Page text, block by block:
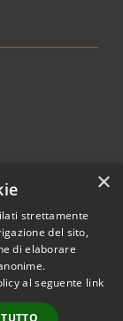
• Comune di
Powered by
• Accesso
×
strettamente
del sito,
di elaborare
al seguente link